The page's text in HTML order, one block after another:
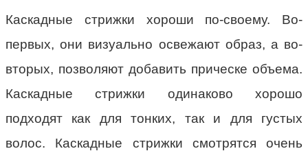
Каскадные стрижки хороши по-своему. Во-
первых, они визуально освежают образ, а во-
вторых, позволяют добавить прическе объема.
Каскадные стрижки одинаково хорошо
подходят как для тонких, так и для густых
волос. Каскадные стрижки смотрятся очень